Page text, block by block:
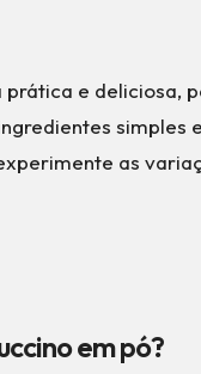
prática e deliciosa,
simples
as
em pó?